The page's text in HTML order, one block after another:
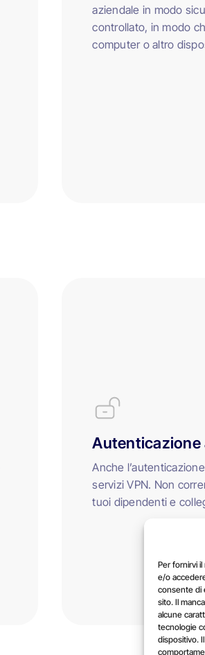
Per fornirvi
e/o
consente di
sito. Il
alcune
tecnologie
dispositivo.
aziendale in modo
controllato, in modo
computer o altro
Anche
servizi VPN. Non
tuoi dipendenti e